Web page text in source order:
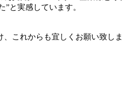
”と実感しています。
これからも宜しくお願い致しま